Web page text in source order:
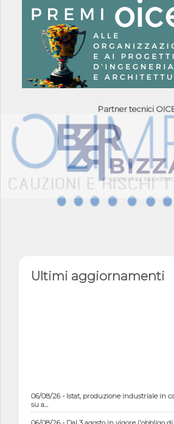
Partner tecnici
Ultimi aggiornamenti
06/08/26 - Istat, produzione industriale in
su a...
06/08/26 - Dal 3 agosto in vigore l'obbligo